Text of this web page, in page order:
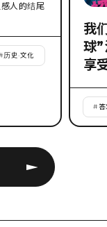
人的结尾
历史·文化
我
球
享
#